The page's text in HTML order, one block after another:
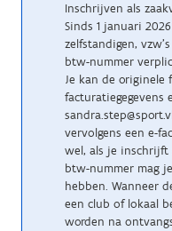
Inschrijven als
Sinds 1 januari
zelfstandigen,
btw-nummer
Je kan de originele
facturatiegegevens
vervolgens een e-
wel, als je inschrijft
btw-nummer mag
hebben. Wanneer
een club of lokaal
worden na